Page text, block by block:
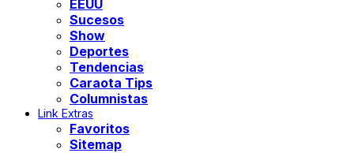
EEUU
Sucesos
Show
Deportes
Tendencias
Caraota Tips
Columnistas
Link Extras
Favoritos
Sitemap